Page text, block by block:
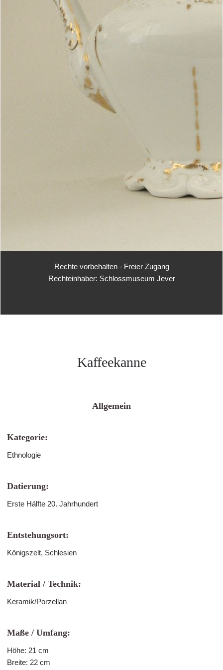
Rechte vorbehalten - Freier Zugang
Rechteinhaber: Schlossmuseum Jever
Kaffeekanne
Allgemein
Kategorie:
Ethnologie
Datierung:
Erste Hälfte 20. Jahrhundert
Entstehungsort:
Königszelt, Schlesien
Material / Technik:
Keramik/Porzellan
Maße / Umfang:
Höhe: 21 cm
Breite: 22 cm